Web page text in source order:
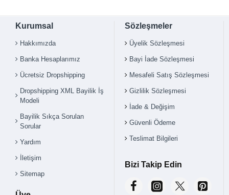
Kurumsal
Hakkımızda
Banka Hesaplarımız
Ücretsiz Dropshipping
Dropshipping XML Bayilik İş
Modeli
Bayilik Sıkça Sorulan
Sorular
Yardım
İletişim
Sitemap
Sözleşmeler
Üyelik Sözleşmesi
Bayi İade Sözleşmesi
Mesafeli Satış Sözleşmesi
Gizlilik Sözleşmesi
İade & Değişim
Güvenli Ödeme
Teslimat Bilgileri
Bizi Takip Edin